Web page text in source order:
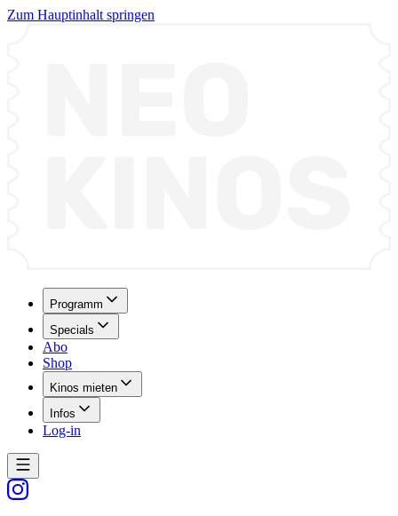
Zum Hauptinhalt springen
Programm
Specials
Abo
Shop
Kinos mieten
Infos
Log-in